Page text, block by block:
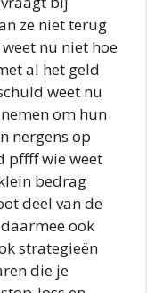
ze niet terug
nu niet hoe
al het geld
weet nu
om hun
nergens op
pffff wie weet
bedrag
deel van de
ook
strategieën
die je